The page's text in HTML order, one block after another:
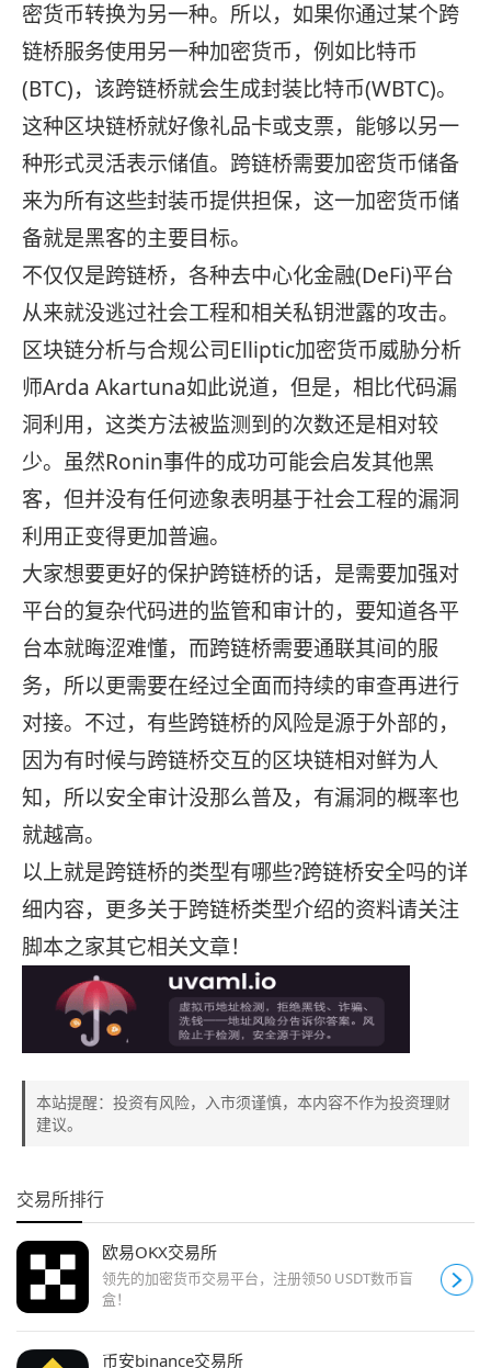
密货币转换为另一种。所以，如果你通过某个跨
链桥服务使用另一种加密货币，例如比特币
(BTC)，该跨链桥就会生成封装比特币(WBTC)。
这种区块链桥就好像礼品卡或支票，能够以另一
种形式灵活表示储值。跨链桥需要加密货币储备
来为所有这些封装币提供担保，这一加密货币储
备就是黑客的主要目标。
不仅仅是跨链桥，各种去中心化金融(DeFi)平台
从来就没逃过社会工程和相关私钥泄露的攻击。
区块链分析与合规公司Elliptic加密货币威胁分析
师Arda Akartuna如此说道，但是，相比代码漏
洞利用，这类方法被监测到的次数还是相对较
少。虽然Ronin事件的成功可能会启发其他黑
客，但并没有任何迹象表明基于社会工程的漏洞
利用正变得更加普遍。
大家想要更好的保护跨链桥的话，是需要加强对
平台的复杂代码进的监管和审计的，要知道各平
台本就晦涩难懂，而跨链桥需要通联其间的服
务，所以更需要在经过全面而持续的审查再进行
对接。不过，有些跨链桥的风险是源于外部的，
因为有时候与跨链桥交互的区块链相对鲜为人
知，所以安全审计没那么普及，有漏洞的概率也
就越高。
以上就是跨链桥的类型有哪些?跨链桥安全吗的详
细内容，更多关于跨链桥类型介绍的资料请关注
脚本之家其它相关文章！
本站提醒：投资有风险，入市须谨慎，本内容不作为投资理财
建议。
交易所排行
欧易OKX交易所
领先的加密货币交易平台，注册领50 USDT数币盲
盒！
币安binance交易所